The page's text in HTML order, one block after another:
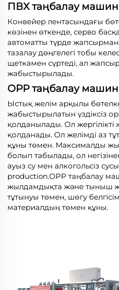
ПВХ таңбалау
Конвейер лентасындағы
көзінен өткенде, серво
автоматты түрде
тазалау дөңгелегі тобы
щеткамен сүртеді, ал
жабыстырылады.
OPP таңбалау
Ыстық желім арқылы
жабыстырылатын үздіксіз
қолданылады. Ол жергілікті
қолданады. Ол желімді аз
құны төмен. Максималды
болып табылады, ол
ауыз су мен алкогольсіз
production.OPP таңбалау
жылдамдықта және тыныш
тұтынуы төмен, шөгу
материалдың төмен құны.